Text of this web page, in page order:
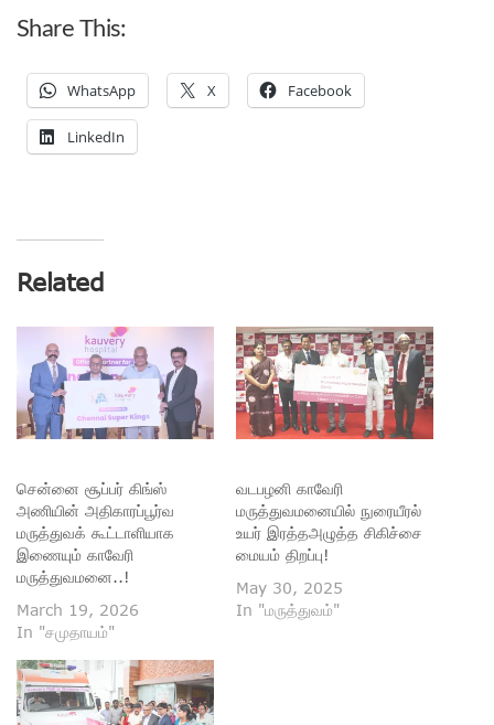
Share This:
WhatsApp X Facebook
LinkedIn
Related
சென்னை சூப்பர் கிங்ஸ்
அணியின் அதிகாரப்பூர்வ
மருத்துவக் கூட்டாளியாக
இணையும் காவேரி
மருத்துவமனை..!
March 19, 2026
In "சமுதாயம்"
வடபழனி காவேரி
மருத்துவமனையில் நுரையீரல்
உயர் இரத்தஅழுத்த சிகிச்சை
மையம் திறப்பு!
May 30, 2025
In "மருத்துவம்"